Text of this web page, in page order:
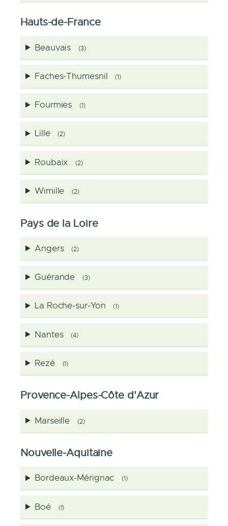
Hauts-de-France
Beauvais (3)
Faches-Thumesnil (1)
Fourmies (1)
Lille (2)
Roubaix (2)
Wimille (2)
Pays de la Loire
Angers (2)
Guérande (3)
La Roche-sur-Yon (1)
Nantes (4)
Rezé (1)
Provence-Alpes-Côte d'Azur
Marseille (2)
Nouvelle-Aquitaine
Bordeaux-Mérignac (1)
Boé (1)